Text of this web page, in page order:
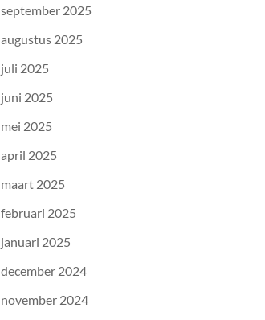
september 2025
augustus 2025
juli 2025
juni 2025
mei 2025
april 2025
maart 2025
februari 2025
januari 2025
december 2024
november 2024